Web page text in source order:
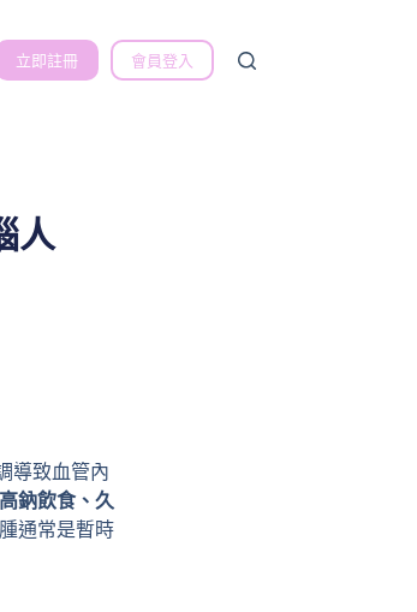
立即註冊 會員登入
人
導致血管內
高鈉飲食、久
通常是暫時